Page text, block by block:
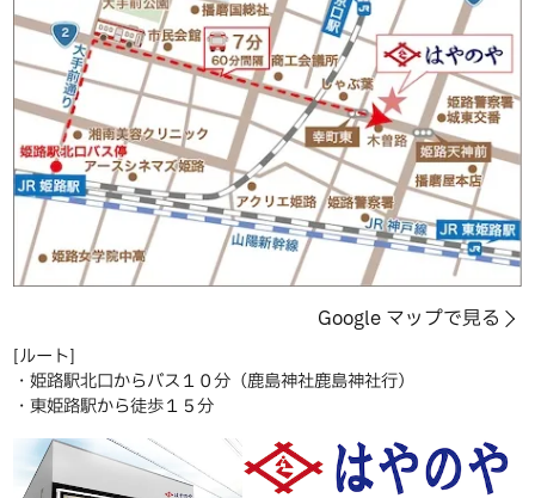
Google マップで見る
[ルート]
・姫路駅北口からバス１０分（鹿島神社鹿島神社行）
・東姫路駅から徒歩１５分